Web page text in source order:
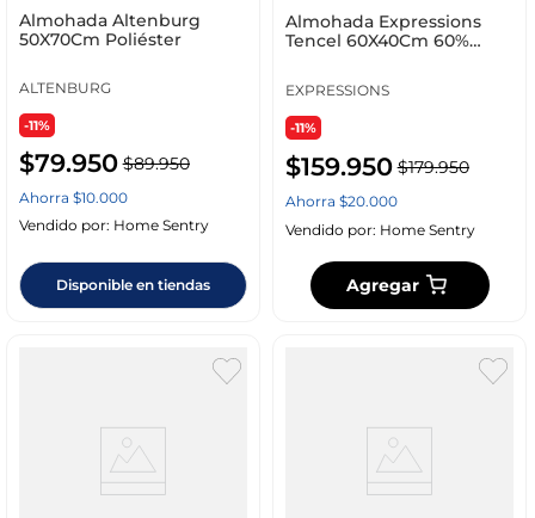
Almohada Altenburg
50X70Cm Poliéster
ALTENBURG
-11%
$79.950 $89.950
Ahorra $10.000
Vendido por: Home Sentry
Disponible en tiendas
Almohada Expressions
Tencel 60X40Cm 60%
EXPRESSIONS
-11%
$159.950 $179.950
Ahorra $20.000
Vendido por: Home Sentry
Agregar